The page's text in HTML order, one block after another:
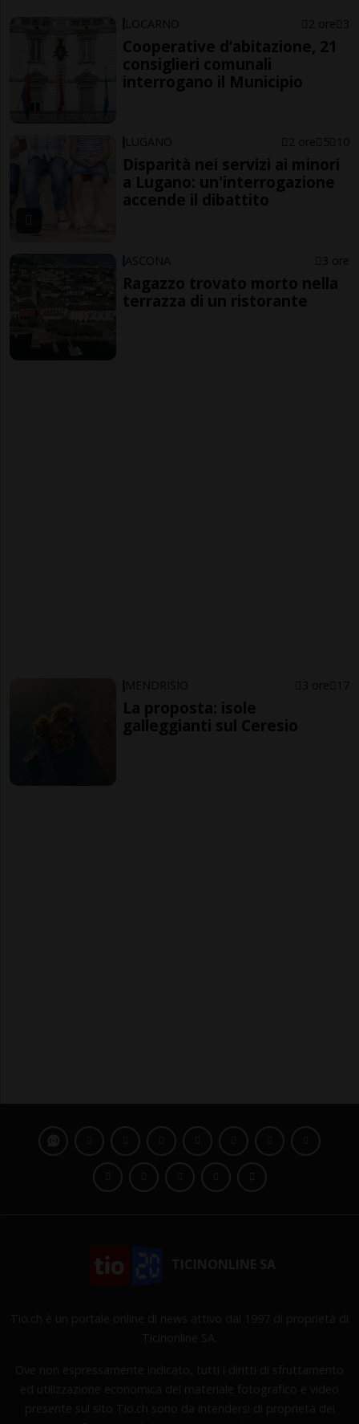
LOCARNO 2 ore 3
Cooperative d’abitazione, 21
consiglieri comunali
interrogano il Municipio
LUGANO 2 ore 5 10
Disparità nei servizi ai minori
a Lugano: un'interrogazione
accende il dibattito
ASCONA 3 ore
Ragazzo trovato morto nella
terrazza di un ristorante
MENDRISIO 3 ore 17
La proposta: isole
galleggianti sul Ceresio